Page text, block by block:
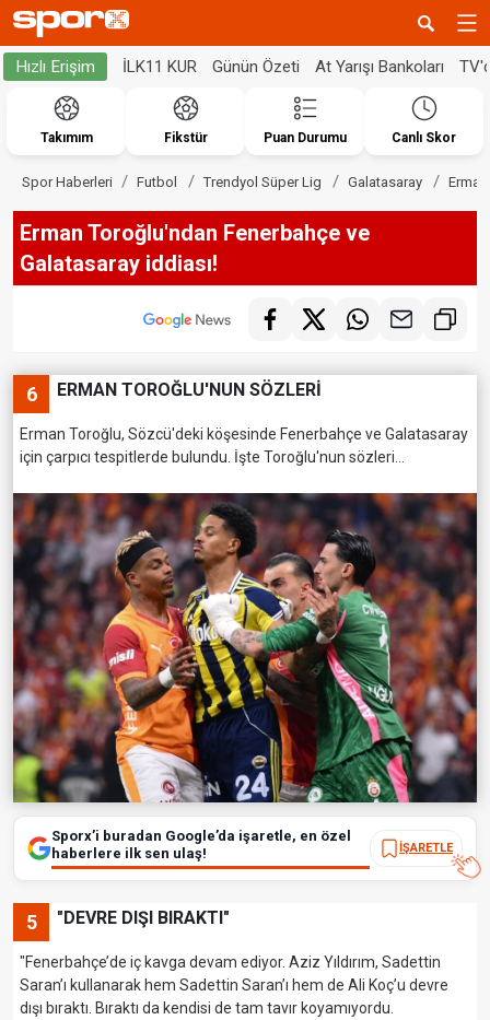
Hızlı Erişim İLK11 KUR Günün Özeti At Yarışı Bankoları
Takımım Fikstür Puan Durumu Canlı Skor
Spor Haberleri Futbol Trendyol Süper Lig Galatasaray
Erman Toroğlu'ndan Fenerbahçe ve
Galatasaray iddiası!
6 ERMAN TOROĞLU'NUN SÖZLERİ
Erman Toroğlu, Sözcü'deki köşesinde Fenerbahçe ve Galatasaray
için çarpıcı tespitlerde bulundu. İşte Toroğlu'nun sözleri...
Sporx’i buradan Google’da işaretle, en özel
haberlere ilk sen ulaş!
İŞARETLE
5 "DEVRE DIŞI BIRAKTI"
"Fenerbahçe’de iç kavga devam ediyor. Aziz Yıldırım, Sadettin
Saran’ı kullanarak hem Sadettin Saran’ı hem de Ali Koç’u devre
dışı bıraktı. Bıraktı da kendisi de tam tavır koyamıyordu.